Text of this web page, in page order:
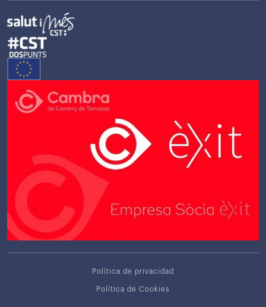
Política de privacidad
Política de Cookies